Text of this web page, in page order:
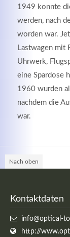
1949 konnte
werden, nach
worden war.
Lastwagen mit
Uhrwerk,
eine Spardose
1960 wurden
nachdem die
war.
Nach oben
Kontaktdaten
info@optical-
http://
Lorem